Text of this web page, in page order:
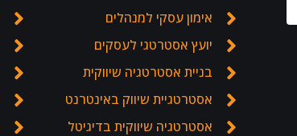
אימון עסקי למנהלים
יועץ אסטרטגי לעסקים
בניית אסטרטגיה שיווקית
אסטרטגיית שיווק באינטרנט
אסטרטגיה שיווקית בדיגיטל